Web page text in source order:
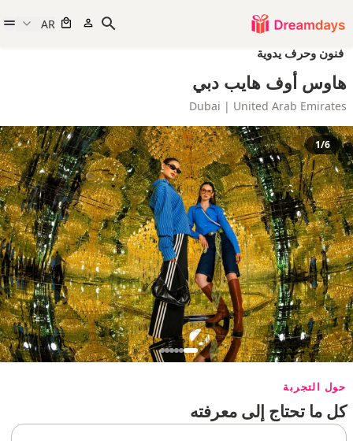
AR
فنون وحرف يدوية
هاوس أوف هايب دبي
Dubai | United Arab Emirates
1/6
حول التجربة
كل ما تحتاج إلى معرفته